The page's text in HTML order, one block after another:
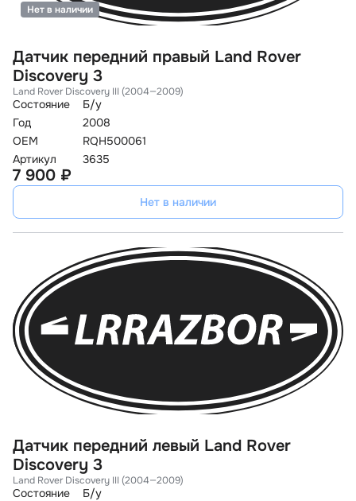
Датчик передний правый Land Rover
Discovery 3
Land Rover Discovery III (2004—2009)
Состояние
Б/у
Год
2008
OEM
RQH500061
Артикул
3635
Нет в наличии
7 900 ₽
Нет в наличии
Датчик передний левый Land Rover
Discovery 3
Land Rover Discovery III (2004—2009)
Состояние
Б/у